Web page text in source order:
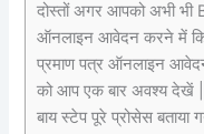
दोस्तों अगर आपको अभी
ऑनलाइन आवेदन करने में
प्रमाण पत्र ऑनलाइन आवेदन
को आप एक बार अवश्य देखें |
बाय स्टेप पूरे प्रोसेस बताया